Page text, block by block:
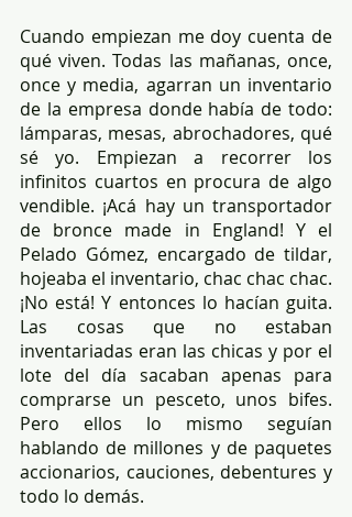
Cuando empiezan me doy cuenta de
qué viven. Todas las mañanas, once,
once y media, agarran un inventario
de la empresa donde había de todo:
lámparas, mesas, abrochadores, qué
sé yo. Empiezan a recorrer los
infinitos cuartos en procura de algo
vendible. ¡Acá hay un transportador
de bronce made in England! Y el
Pelado Gómez, encargado de tildar,
hojeaba el inventario, chac chac chac.
¡No está! Y entonces lo hacían guita.
Las cosas que no estaban
inventariadas eran las chicas y por el
lote del día sacaban apenas para
comprarse un pesceto, unos bifes.
Pero ellos lo mismo seguían
hablando de millones y de paquetes
accionarios, cauciones, debentures y
todo lo demás.